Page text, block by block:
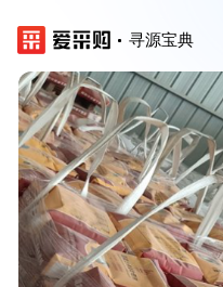
寻源宝典